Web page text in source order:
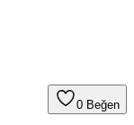
0 Beğen